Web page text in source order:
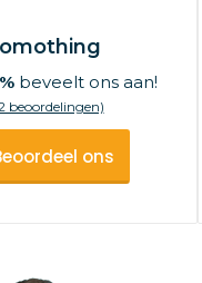
beveelt ons aan!
beoordelingen)
ons